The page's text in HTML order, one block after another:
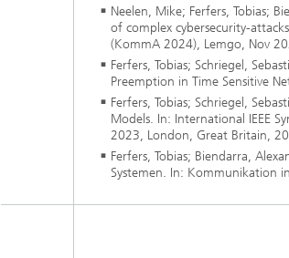
Neelen, Mike; Ferfers, Tobias;
of complex cybersecurity-
(KommA 2024), Lemgo, Nov
Ferfers, Tobias; Schriegel,
Preemption in Time Sensitive
Ferfers, Tobias; Schriegel,
Models. In: International IEEE
2023, London, Great Britain,
Ferfers, Tobias; Biendarra,
Systemen. In: Kommunikation